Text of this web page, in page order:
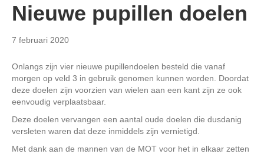
Nieuwe pupillen doelen
7 februari 2020
Onlangs zijn vier nieuwe pupillendoelen besteld die vanaf
morgen op veld 3 in gebruik genomen kunnen worden. Doordat
deze doelen zijn voorzien van wielen aan een kant zijn ze ook
eenvoudig verplaatsbaar.
Deze doelen vervangen een aantal oude doelen die dusdanig
versleten waren dat deze inmiddels zijn vernietigd.
Met dank aan de mannen van de MOT voor het in elkaar zetten